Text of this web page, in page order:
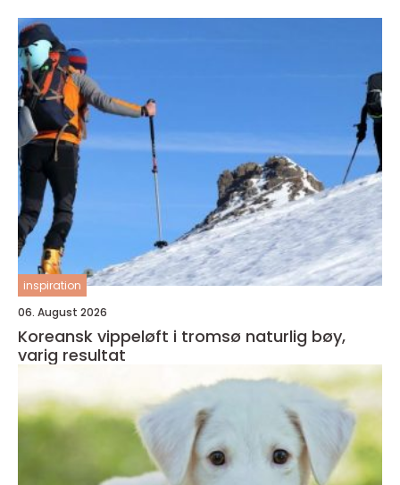
inspiration
06. August 2026
Koreansk vippeløft i tromsø naturlig bøy,
varig resultat